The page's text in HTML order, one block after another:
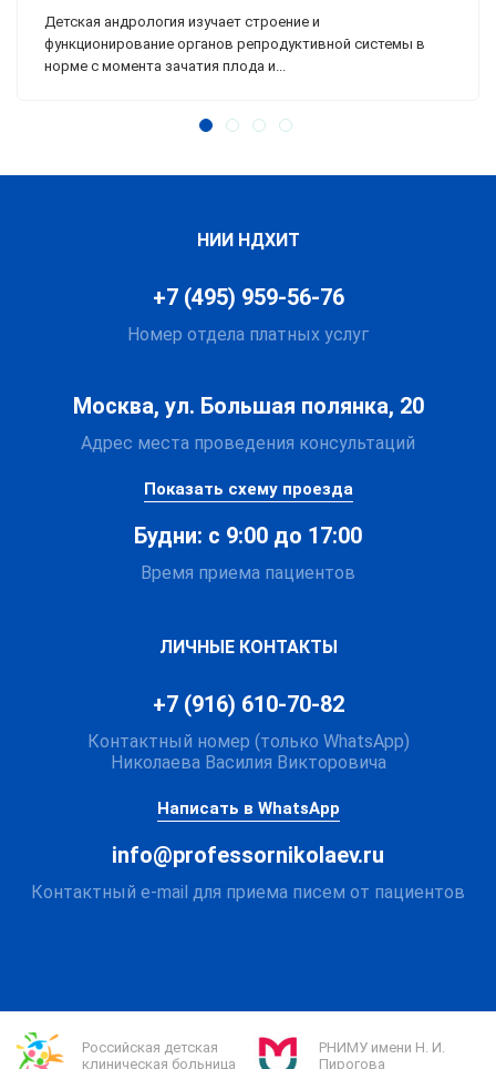
Детская андрология изучает строение и
функционирование органов репродуктивной системы в
норме с момента зачатия плода и...
НИИ НДХИТ
+7 (495) 959-56-76
Номер отдела платных услуг
Москва, ул. Большая полянка, 20
Адрес места проведения консультаций
Показать схему проезда
Будни: с 9:00 до 17:00
Время приема пациентов
ЛИЧНЫЕ КОНТАКТЫ
+7 (916) 610-70-82
Контактный номер (только WhatsApp)
Николаева Василия Викторовича
Написать в WhatsApp
info@professornikolaev.ru
Российская детская
клиническая больница
РНИМУ имени Н. И.
Пирогова